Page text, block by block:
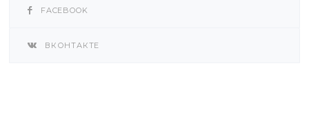
FACEBOOK
ВКОНТАКТЕ